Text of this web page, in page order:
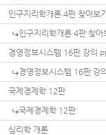
인구지리학개론 4판 찾아보
인구지리학개론 4판 찾아
경영정보시스템 16판 강의
경영정보시스템 16판 강
국제경제학 12판
국제경제학 12판
심리학 개론